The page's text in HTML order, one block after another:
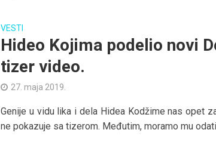
VESTI
Hideo Kojima podelio novi
tizer video.
27. maja 2019.
Genije u vidu lika i dela Hidea Kodžime nas opet
ne pokazuje sa tizerom. Međutim, moramo mu